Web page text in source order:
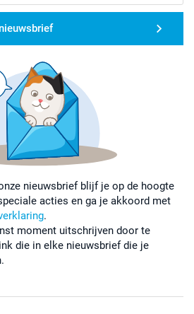
nieuwsbrief blijf je op de hoogte
acties en ga je akkoord met
.
moment uitschrijven door te
die in elke nieuwsbrief die je